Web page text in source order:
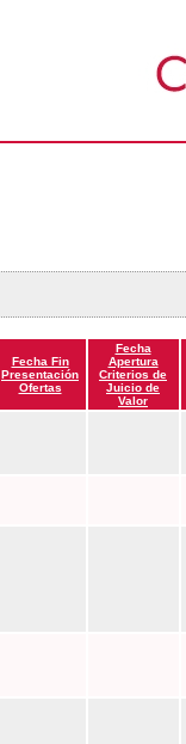
Fecha Fin
Presentación
Ofertas
Fecha
Apertura
Criterios de
Juicio de
Valor